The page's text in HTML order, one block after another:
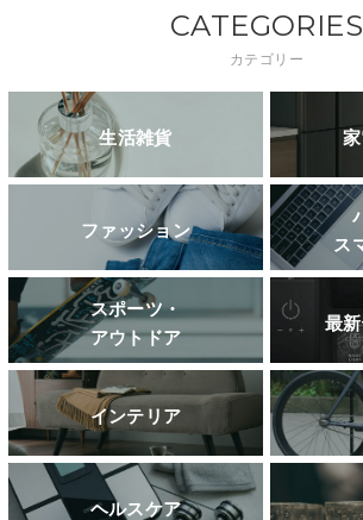
CATEGORIES
カテゴリー
生活雑貨
ファッション
ス
スポーツ・
アウトドア
最
インテリア
ヘルスケア